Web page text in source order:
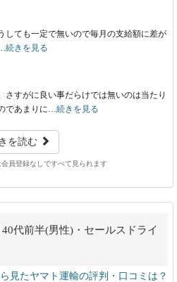
しても一定で無いので毎月の支給額に差が
続きを見る
さすがに良い事だらけでは無いのは当たり
であまりに… 続きを見る
を読む
員登録なしですべて見られます
40代前半(男性)・セールスドライ
見たヤマト運輸の評判・口コミは？